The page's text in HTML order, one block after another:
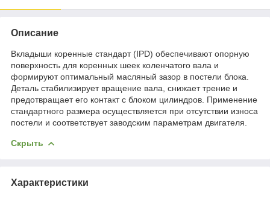
Описание
Вкладыши коренные стандарт (IPD) обеспечивают опорную
поверхность для коренных шеек коленчатого вала и
формируют оптимальный масляный зазор в постели блока.
Деталь стабилизирует вращение вала, снижает трение и
предотвращает его контакт с блоком цилиндров. Применение
стандартного размера осуществляется при отсутствии износа
постели и соответствует заводским параметрам двигателя.
Скрыть
Характеристики